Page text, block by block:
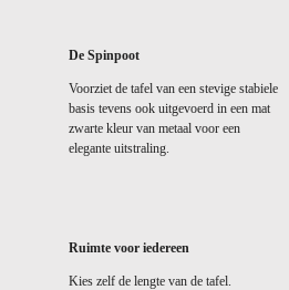
De Spinpoot
Voorziet de tafel van een stevige stabiele
basis tevens ook uitgevoerd in een mat
zwarte kleur van metaal voor een
elegante uitstraling.
Ruimte voor iedereen
Kies zelf de lengte van de tafel.